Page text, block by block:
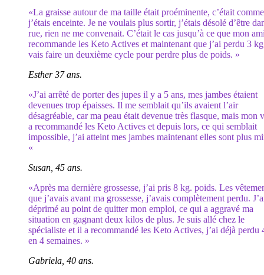
«La graisse autour de ma taille était proéminente, c’était
j’étais enceinte. Je ne voulais plus sortir, j’étais désolé d’être
rue, rien ne me convenait. C’était le cas jusqu’à ce que mon
recommande les Keto Actives et maintenant que j’ai perdu 3
vais faire un deuxième cycle pour perdre plus de poids. »
Esther 37 ans.
«J’ai arrêté de porter des jupes il y a 5 ans, mes jambes étaient
devenues trop épaisses. Il me semblait qu’ils avaient l’air
désagréable, car ma peau était devenue très flasque, mais mon
a recommandé les Keto Actives et depuis lors, ce qui semblait
impossible, j’ai atteint mes jambes maintenant elles sont plus
«
Susan, 45 ans.
«Après ma dernière grossesse, j’ai pris 8 kg. poids. Les
que j’avais avant ma grossesse, j’avais complètement perdu.
déprimé au point de quitter mon emploi, ce qui a aggravé ma
situation en gagnant deux kilos de plus. Je suis allé chez le
spécialiste et il a recommandé les Keto Actives, j’ai déjà perdu
en 4 semaines. »
Gabriela, 40 ans.